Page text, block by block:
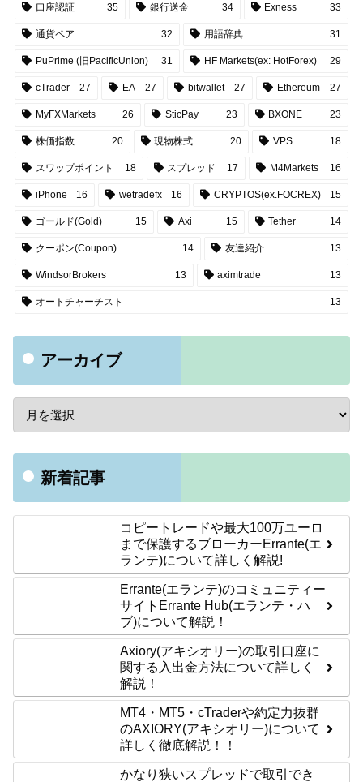
口座認証 35 銀行送金 34 Exness 33
通貨ペア 32 用語辞典 31
PuPrime (旧PacificUnion) 31 HF Markets(ex: HotForex) 29
cTrader 27 EA 27 bitwallet 27 Ethereum 27
MyFXMarkets 26 SticPay 23 BXONE 23
株価指数 20 現物株式 20 VPS 18
スワップポイント 18 スプレッド 17 M4Markets 16
iPhone 16 wetradefx 16 CRYPTOS(ex.FOCREX) 15
ゴールド(Gold) 15 Axi 15 Tether 14
クーポン(Coupon) 14 友達紹介 13
WindsorBrokers 13 aximtrade 13
オートチャーチスト 13
アーカイブ
新着記事
コピートレードや最大100万ユーロ
まで保護するブローカーErrante(エ
ランテ)について詳しく解説!
Errante(エランテ)のコミュニティー
サイトErrante Hub(エランテ・ハ
ブ)について解説！
Axiory(アキシオリー)の取引口座に
関する入出金方法について詳しく
解説！
MT4・MT5・cTraderや約定力抜群
のAXIORY(アキシオリー)について
詳しく徹底解説！！
かなり狭いスプレッドで取引でき